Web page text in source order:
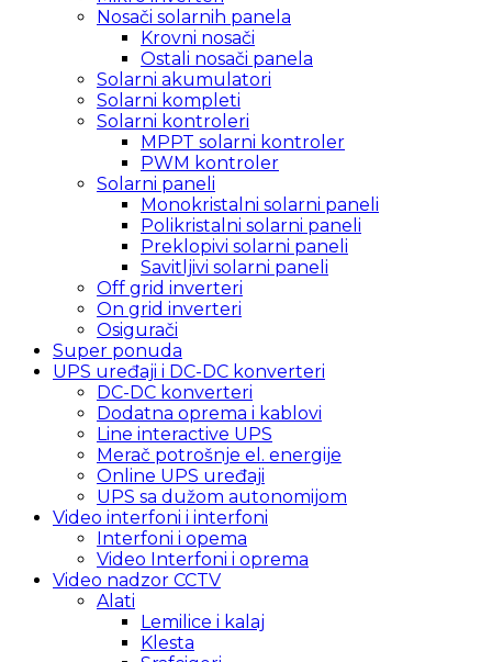
Nosači solarnih panela
Krovni nosači
Ostali nosači panela
Solarni akumulatori
Solarni kompleti
Solarni kontroleri
MPPT solarni kontroler
PWM kontroler
Solarni paneli
Monokristalni solarni paneli
Polikristalni solarni paneli
Preklopivi solarni paneli
Savitljivi solarni paneli
Off grid inverteri
On grid inverteri
Osigurači
Super ponuda
UPS uređaji i DC-DC konverteri
DC-DC konverteri
Dodatna oprema i kablovi
Line interactive UPS
Merač potrošnje el. energije
Online UPS uređaji
UPS sa dužom autonomijom
Video interfoni i interfoni
Interfoni i opema
Video Interfoni i oprema
Video nadzor CCTV
Alati
Lemilice i kalaj
Klesta